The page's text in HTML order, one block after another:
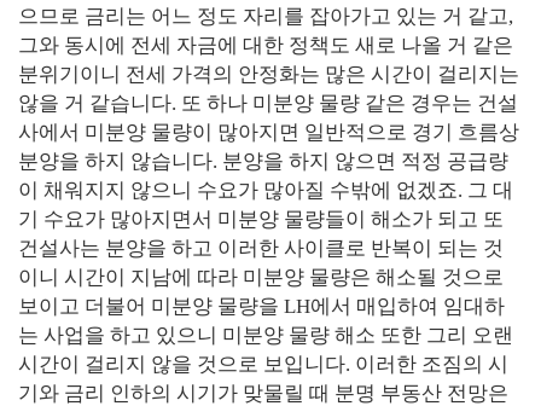
으므로 금리는 어느 정도 자리를 잡아가고 있는 거 같고,
그와 동시에 전세 자금에 대한 정책도 새로 나올 거 같은
분위기이니 전세 가격의 안정화는 많은 시간이 걸리지는
않을 거 같습니다. 또 하나 미분양 물량 같은 경우는 건설
사에서 미분양 물량이 많아지면 일반적으로 경기 흐름상
분양을 하지 않습니다. 분양을 하지 않으면 적정 공급량
이 채워지지 않으니 수요가 많아질 수밖에 없겠죠. 그 대
기 수요가 많아지면서 미분양 물량들이 해소가 되고 또
건설사는 분양을 하고 이러한 사이클로 반복이 되는 것
이니 시간이 지남에 따라 미분양 물량은 해소될 것으로
보이고 더불어 미분양 물량을 LH에서 매입하여 임대하
는 사업을 하고 있으니 미분양 물량 해소 또한 그리 오랜
시간이 걸리지 않을 것으로 보입니다. 이러한 조짐의 시
기와 금리 인하의 시기가 맞물릴 때 분명 부동산 전망은